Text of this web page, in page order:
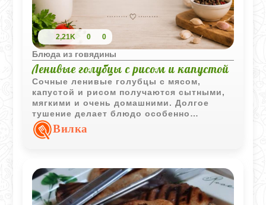
2,21K 0 0
Блюда из говядины
Ленивые голубцы с рисом и капустой
Сочные ленивые голубцы с мясом,
капустой и рисом получаются сытными,
мягкими и очень домашними. Долгое
тушение делает блюдо особенно
ароматным и насыщенным.
Вилка